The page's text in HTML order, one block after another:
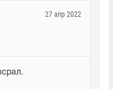
27 апр 2022